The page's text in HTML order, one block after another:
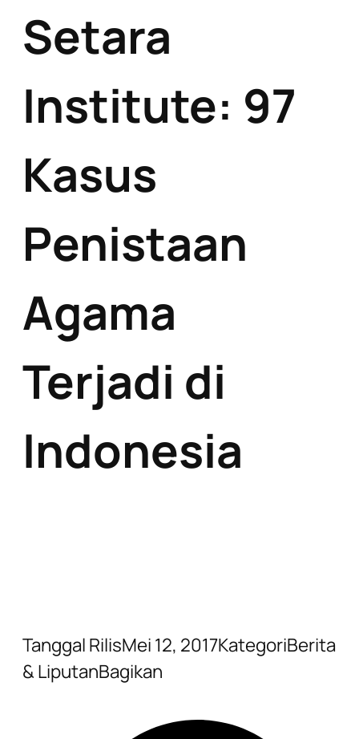
Setara
Institute: 97
Kasus
Penistaan
Agama
Terjadi di
Indonesia
Tanggal RilisMei 12, 2017KategoriBerita
& LiputanBagikan